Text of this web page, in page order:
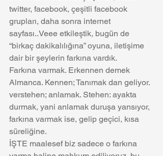
twitter, facebook, çeşitli facebook
grupları, daha sonra internet
sayfası..Veee etkileştik, bugün de
“birkaç dakikalılığına” oyuna, iletişime
dair bir şeylerin farkına vardık.
Farkına varmak. Erkennen demek
Almanca. Kennen; Tanımak dan geliyor.
verstehen; anlamak. Stehen: ayakta
durmak, yani anlamak duruşa yansıyor,
farkına varmak ise, gelip geçici, kısa
süreliğine.
İŞTE maalesef biz sadece o farkına